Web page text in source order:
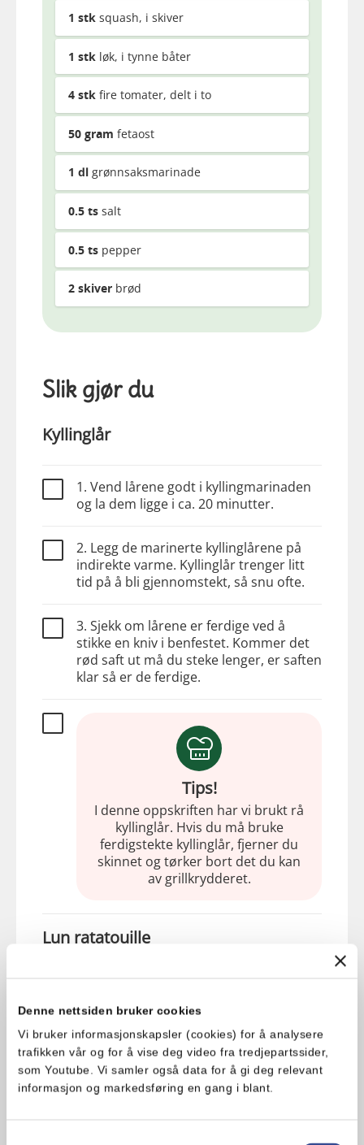
Denne nettsiden bruker cookies
Vi bruker informasjonskapsler (cookies) for å analysere
trafikken vår og for å vise deg video fra tredjepartssider,
som Youtube. Vi samler også data for å gi deg relevant
informasjon og markedsføring en gang i blant.
1 stk squash, i skiver
1 stk løk, i tynne båter
4 stk fire tomater, delt i to
50 gram fetaost
1 dl grønnsaksmarinade
0.5 ts salt
0.5 ts pepper
2 skiver brød
Slik gjør du
Kyllinglår
1. Vend lårene godt i kyllingmarinaden
og la dem ligge i ca. 20 minutter.
2. Legg de marinerte kyllinglårene på
indirekte varme. Kyllinglår trenger litt
tid på å bli gjennomstekt, så snu ofte.
3. Sjekk om lårene er ferdige ved å
stikke en kniv i benfestet. Kommer det
rød saft ut må du steke lenger, er saften
klar så er de ferdige.
Tips!
I denne oppskriften har vi brukt rå
kyllinglår. Hvis du må bruke
ferdigstekte kyllinglår, fjerner du
skinnet og tørker bort det du kan
av grillkrydderet.
Lun ratatouille
grønnsaker.
2. Skjær aubergine og squash i skiver,
en løk i tynne båter og fire tomater delt
i to.